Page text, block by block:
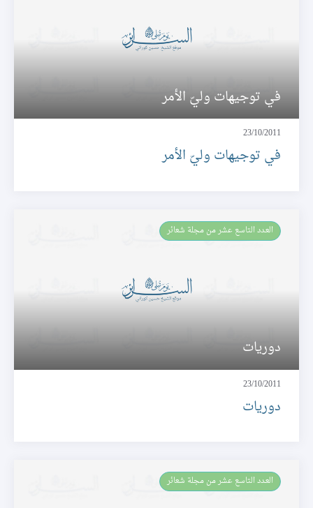
في توجيهات وليّ الأمر
23/10/2011
في توجيهات وليّ الأمر
العـدد التاسع عشر من مجلة شعائر
دوريات
23/10/2011
دوريات
العـدد التاسع عشر من مجلة شعائر